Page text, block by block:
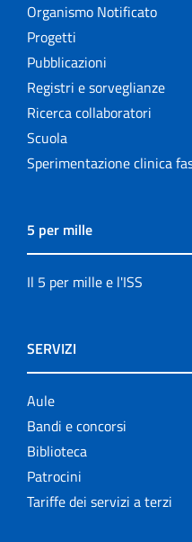
Organismo Notificato
Progetti
Pubblicazioni
Registri e sorveglianze
Ricerca collaboratori
Scuola
Sperimentazione clinica
5 per mille
Il 5 per mille e l'ISS
SERVIZI
Aule
Bandi e concorsi
Biblioteca
Patrocini
Tariffe dei servizi a terzi